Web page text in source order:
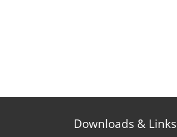
Downloads & Links